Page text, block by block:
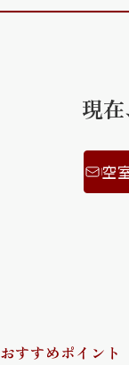
らくらく内見
シャーメゾンラ
現
空
おすすめポイント